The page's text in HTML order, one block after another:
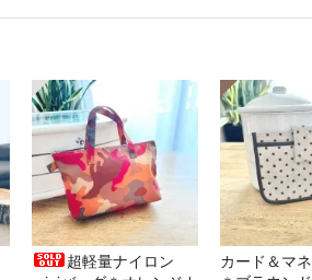
超軽量ナイロン
カード＆マ